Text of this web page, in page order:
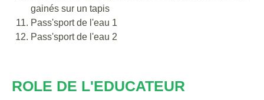
gainés sur un tapis
Pass'sport de l'eau 1
Pass'sport de l'eau 2
ROLE DE L'EDUCATEUR